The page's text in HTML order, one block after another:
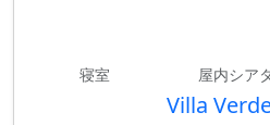
寝室 屋内シア
Villa